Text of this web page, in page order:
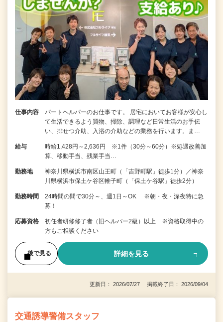
仕事内容
パートヘルパーのお仕事です。 居宅においてお客様が安心し
て生活できるよう買物、掃除、調理など日常生活のお手伝
い、排せつ介助、入浴の介助などの業務を行います。ま…
給与
時給1,428円～2,636円 ※1件（30分～60分）※処遇改善加
算、移動手当、残業手当…
勤務地
神奈川県横浜市南区山王町（「吉野町駅」徒歩1分）／神奈
川県横浜市保土ケ谷区帷子町（「保土ケ谷駅」徒歩2分）
勤務時間
24時間の間で30分～、週1日～OK ※朝・夜・深夜特に急
募！
応募資格
初任者研修修了者（旧ヘルパー2級）以上 ※資格取得中の
方もご相談ください
後で見る 詳細を見る
更新日： 2026/07/27 掲載終了日： 2026/09/04
交通誘導警備スタッフ